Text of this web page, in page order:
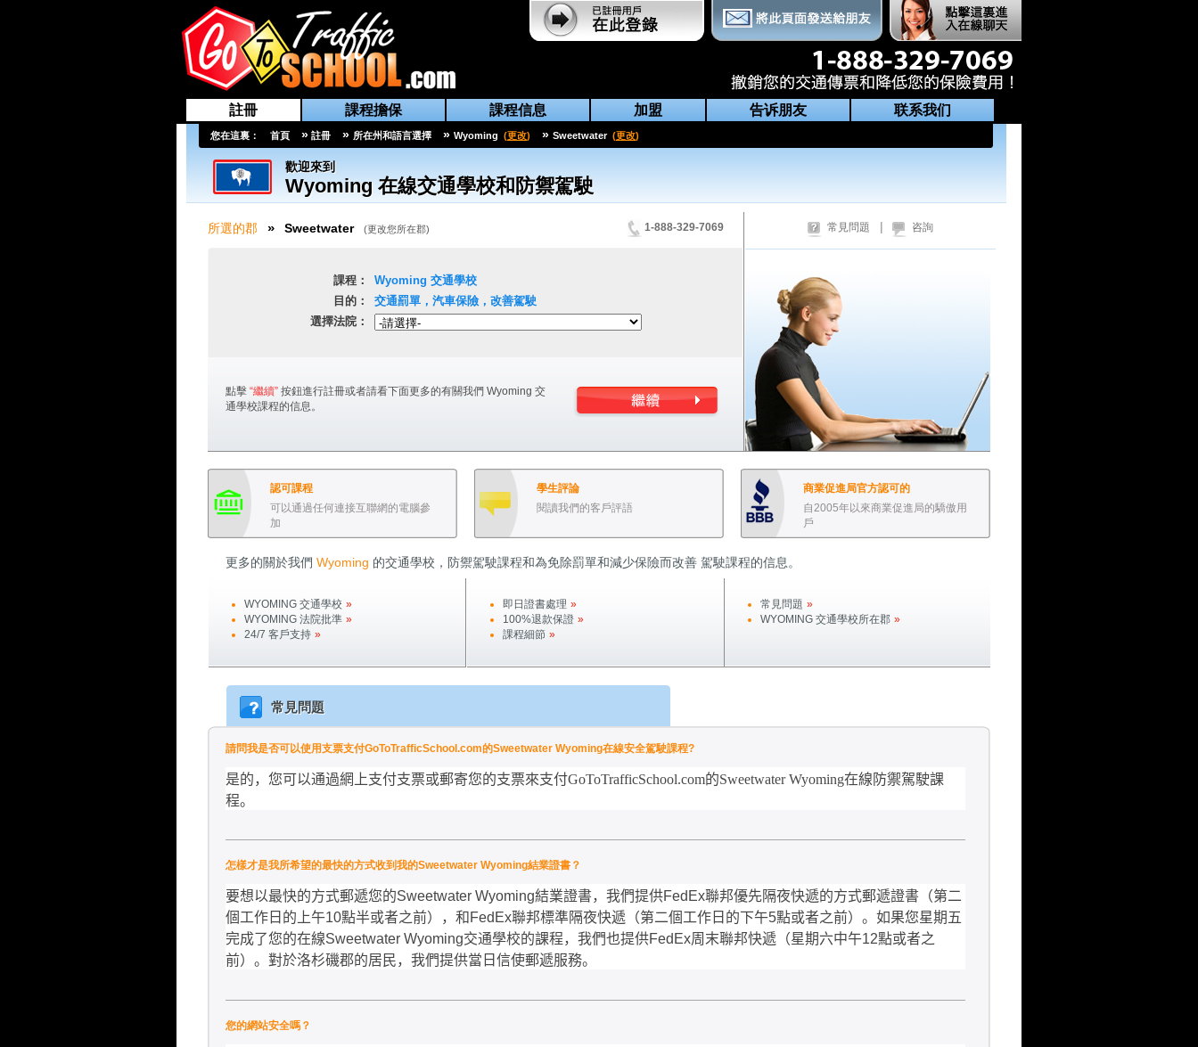
註冊 課程擔保 課程信息 加盟 告诉朋友 联系我们
您在這裏： 首頁 » 註冊 » 所在州和語言選擇 » Wyoming (更改) » Sweetwater (更改)
歡迎來到
Wyoming在線交通學校和防禦駕駛
所選的郡 » Sweetwater (更改您所在郡) 1-888-329-7069
課程：
目的：
選擇法院：
Wyoming 交通學校
交通罰單，汽車保險，改善駕駛
點擊 “繼續” 按鈕進行註冊或者請看下面更多的有關我們 Wyoming 交
通學校課程的信息。
常見問題 | 咨詢
認可課程
可以通過任何連接互聯網的電腦參
加
學生評論
閱讀我們的客戶評語
商業促進局官方認可的
自2005年以來商業促進局的驕傲用
戶
更多的關於我們 Wyoming 的交通學校，防禦駕駛課程和為免除罰單和減少保險而改善 駕駛課程的信息。
WYOMING交通學校 »
WYOMING法院批準 »
24/7 客戶支持 »
即日證書處理 »
100%退款保證 »
課程細節 »
常見問題 »
WYOMING交通學校所在郡 »
常見問題
請問我是否可以使用支票支付GoToTrafficSchool.com的Sweetwater Wyoming在線安全駕駛課程?
是的，您可以通過網上支付支票或郵寄您的支票來支付GoToTrafficSchool.com的Sweetwater Wyoming在線防禦駕駛課
程。
怎樣才是我所希望的最快的方式收到我的Sweetwater Wyoming結業證書？
要想以最快的方式郵遞您的Sweetwater Wyoming結業證書，我們提供FedEx聯邦優先隔夜快遞的方式郵遞證書（第二
個工作日的上午10點半或者之前），和 FedEx聯邦標準隔夜快遞（第二個工作日的下午5點或者之前）。如果您星期五
完成了您的在線Sweetwater Wyoming交通學校的課程，我們也提供FedEx周末聯邦快遞（星期六中午12點或者之
前）。對於洛杉磯郡的居民，我們提供當日信使郵遞服務。
您的網站安全嗎？